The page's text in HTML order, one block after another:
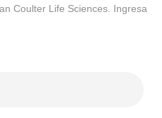
Coulter Life Sciences. Ingresa